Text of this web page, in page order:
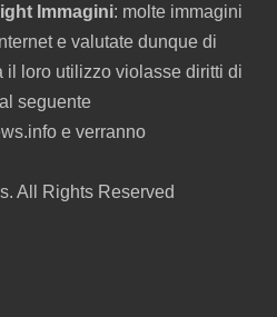
Immagini: molte immagini
e valutate dunque di
il loro utilizzo violasse diritti di
seguente
e verranno
All Rights Reserved